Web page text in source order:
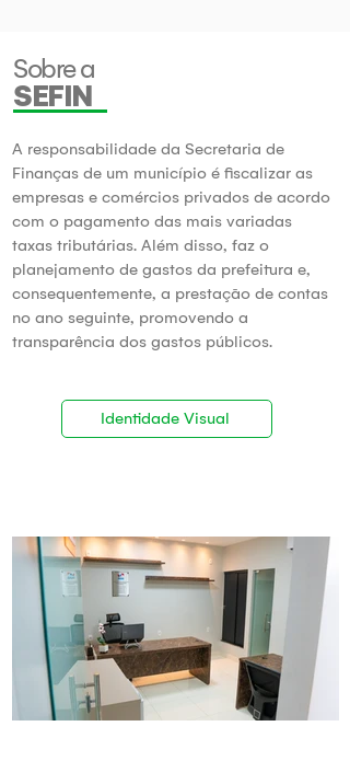
Sobre a
SEFIN
A responsabilidade da Secretaria de
Finanças de um município é fiscalizar as
empresas e comércios privados de acordo
com o pagamento das mais variadas
taxas tributárias. Além disso, faz o
planejamento de gastos da prefeitura e,
consequentemente, a prestação de contas
no ano seguinte, promovendo a
transparência dos gastos públicos.
Identidade Visual